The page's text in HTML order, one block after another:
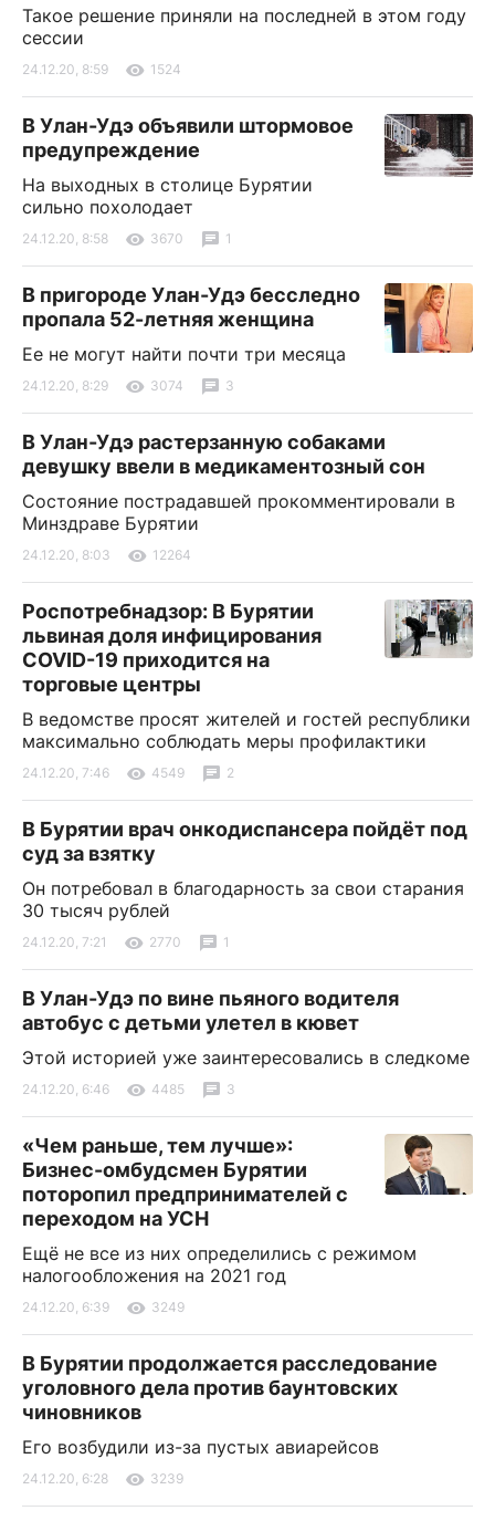
Такое решение приняли на последней в этом году
сессии
24.12.20, 8:59 1524
В Улан-Удэ объявили штормовое
предупреждение
На выходных в столице Бурятии
сильно похолодает
24.12.20, 8:58 3670 1
В пригороде Улан-Удэ бесследно
пропала 52-летняя женщина
Ее не могут найти почти три месяца
24.12.20, 8:29 3074 3
В Улан-Удэ растерзанную собаками
девушку ввели в медикаментозный сон
Состояние пострадавшей прокомментировали в
Минздраве Бурятии
24.12.20, 8:03 12264
Роспотребнадзор: В Бурятии
львиная доля инфицирования
COVID-19 приходится на
торговые центры
В ведомстве просят жителей и гостей республики
максимально соблюдать меры профилактики
24.12.20, 7:46 4549 2
В Бурятии врач онкодиспансера пойдёт под
суд за взятку
Он потребовал в благодарность за свои старания
30 тысяч рублей
24.12.20, 7:21 2770 1
В Улан-Удэ по вине пьяного водителя
автобус с детьми улетел в кювет
Этой историей уже заинтересовались в следкоме
24.12.20, 6:46 4485 3
«Чем раньше, тем лучше»:
Бизнес-омбудсмен Бурятии
поторопил предпринимателей с
переходом на УСН
Ещё не все из них определились с режимом
налогообложения на 2021 год
24.12.20, 6:39 3249
В Бурятии продолжается расследование
уголовного дела против баунтовских
чиновников
Его возбудили из-за пустых авиарейсов
24.12.20, 6:28 3239